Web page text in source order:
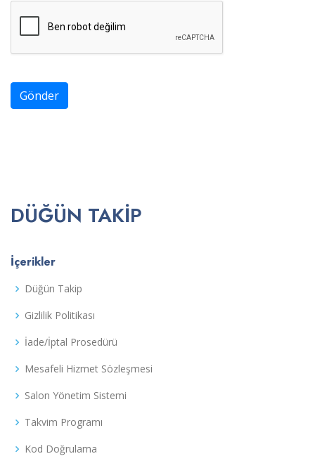
Gönder
DÜĞÜN TAKIP
İçerikler
Düğün Takip
Gizlilik Politikası
İade/İptal Prosedürü
Mesafeli Hizmet Sözleşmesi
Salon Yönetim Sistemi
Takvim Programı
Kod Doğrulama